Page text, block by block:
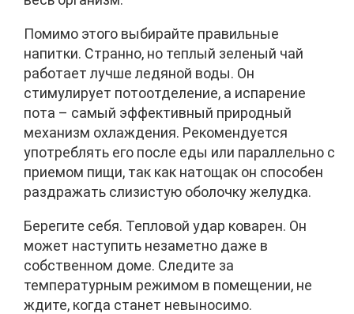
Помимо этого выбирайте правильные
напитки. Странно, но теплый зеленый чай
работает лучше ледяной воды. Он
стимулирует потоотделение, а испарение
пота – самый эффективный природный
механизм охлаждения. Рекомендуется
употреблять его после еды или параллельно с
приемом пищи, так как натощак он способен
раздражать слизистую оболочку желудка.
Берегите себя. Тепловой удар коварен. Он
может наступить незаметно даже в
собственном доме. Следите за
температурным режимом в помещении, не
ждите, когда станет невыносимо.